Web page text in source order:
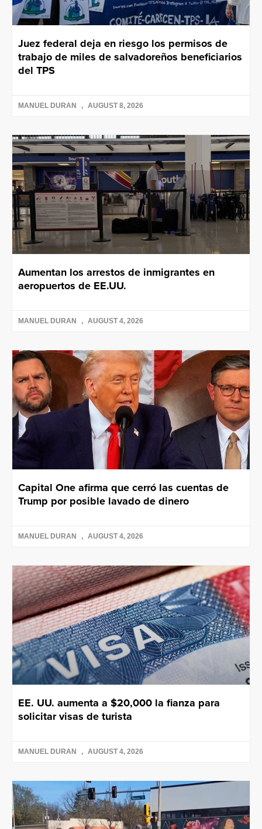
Juez federal deja en riesgo los permisos de
trabajo de miles de salvadoreños beneficiarios
del TPS
MANUEL DURAN AUGUST 8, 2026
Aumentan los arrestos de inmigrantes en
aeropuertos de EE.UU.
MANUEL DURAN AUGUST 4, 2026
Capital One afirma que cerró las cuentas de
Trump por posible lavado de dinero
MANUEL DURAN AUGUST 4, 2026
EE. UU. aumenta a $20,000 la fianza para
solicitar visas de turista
MANUEL DURAN AUGUST 4, 2026